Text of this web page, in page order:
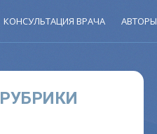
КОНСУЛЬТАЦИЯ ВРАЧА АВТОРЫ
РУБРИКИ